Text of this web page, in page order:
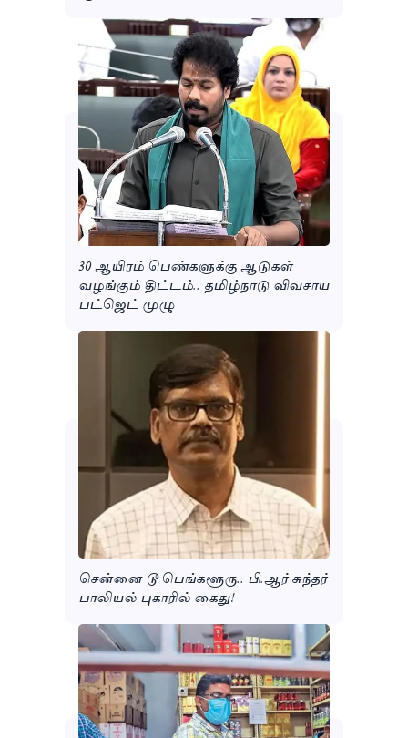
30 ஆயிரம் பெண்களுக்கு ஆடுகள்
வழங்கும் திட்டம்.. தமிழ்நாடு விவசாய
பட்ஜெட் முழு
சென்னை டூ பெங்களூரு.. பி.ஆர் சுந்தர்
பாலியல் புகாரில் கைது!